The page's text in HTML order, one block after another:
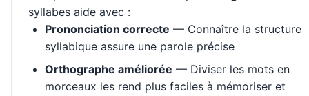
syllabes aide avec :
Prononciation correcte — Connaître la structure
syllabique assure une parole précise
Orthographe améliorée — Diviser les mots en
morceaux les rend plus faciles à mémoriser et